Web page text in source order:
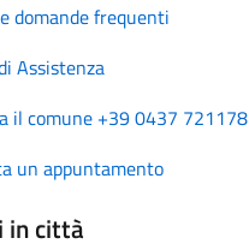
domande frequenti
Assistenza
il comune +39 0437 721178
un appuntamento
in città